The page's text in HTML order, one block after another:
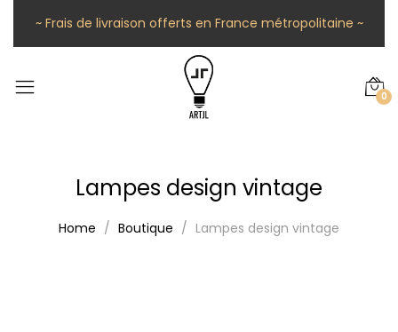
~ Frais de livraison offerts en France métropolitaine ~
0
Lampes design vintage
Home Boutique Lampes design vintage